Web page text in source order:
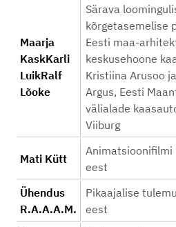
Maarja
KaskKarli
LuikRalf
Lõoke
Särava
kõrgetasemelise
Eesti maa-
keskusehoone
Kristiina Arusoo
Argus, Eesti
välialade
Viiburg
Mati Kütt
Animatsioonifilmi
eest
Ühendus
R.A.A.A.M.
Pikaajalise
eest